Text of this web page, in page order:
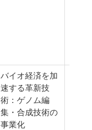
バイオ経済を加
速する革新技
術：ゲノム編
集・合成技術の
事業化